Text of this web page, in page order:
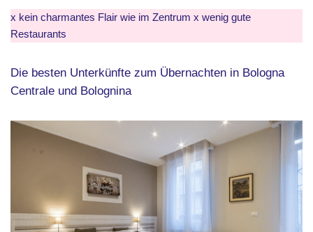
x kein charmantes Flair wie im Zentrum x wenig gute
Restaurants
Die besten Unterkünfte zum Übernachten in Bologna
Centrale und Bolognina